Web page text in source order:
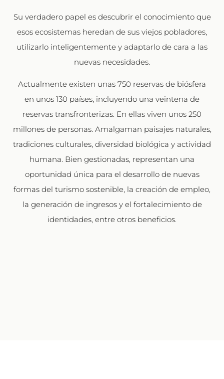
Su verdadero papel es descubrir el conocimiento que
esos ecosistemas heredan de sus viejos pobladores,
utilizarlo inteligentemente y adaptarlo de cara a las
nuevas necesidades.
Actualmente existen unas 750 reservas de biósfera
en unos 130 países, incluyendo una veintena de
reservas transfronterizas. En ellas viven unos 250
millones de personas. Amalgaman paisajes naturales,
tradiciones culturales, diversidad biológica y actividad
humana. Bien gestionadas, representan una
oportunidad única para el desarrollo de nuevas
formas del turismo sostenible, la creación de empleo,
la generación de ingresos y el fortalecimiento de
identidades, entre otros beneficios.
Comisión Nacional de Uruguay para la UNESCO